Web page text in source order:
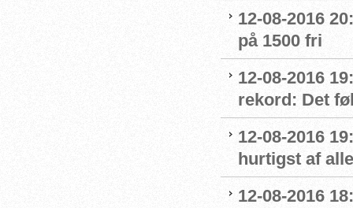
12-08-2016
på 1500 fri
12-08-2016
rekord: Det
12-08-2016
hurtigst af
12-08-2016